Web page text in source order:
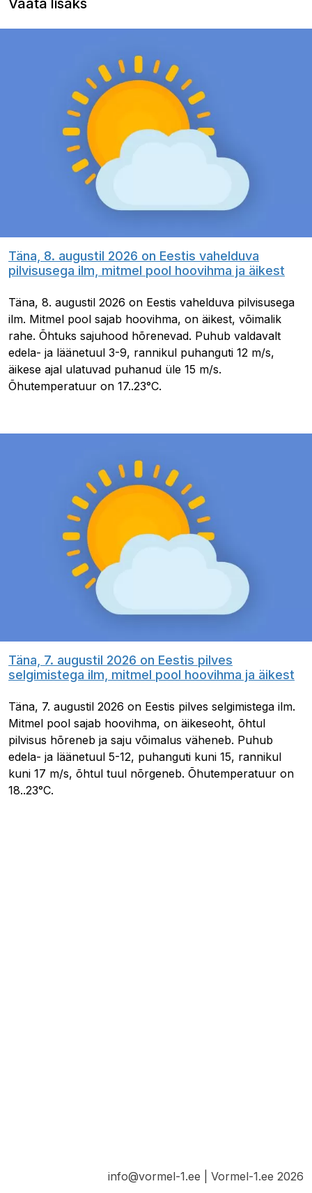
Vaata lisaks
Täna, 8. augustil 2026 on Eestis vahelduva
pilvisusega ilm, mitmel pool hoovihma ja äikest
Täna, 8. augustil 2026 on Eestis vahelduva pilvisusega
ilm. Mitmel pool sajab hoovihma, on äikest, võimalik
rahe. Õhtuks sajuhood hõrenevad. Puhub valdavalt
edela- ja läänetuul 3-9, rannikul puhanguti 12 m/s,
äikese ajal ulatuvad puhanud üle 15 m/s.
Õhutemperatuur on 17..23°C.
Täna, 7. augustil 2026 on Eestis pilves
selgimistega ilm, mitmel pool hoovihma ja äikest
Täna, 7. augustil 2026 on Eestis pilves selgimistega ilm.
Mitmel pool sajab hoovihma, on äikeseoht, õhtul
pilvisus hõreneb ja saju võimalus väheneb. Puhub
edela- ja läänetuul 5-12, puhanguti kuni 15, rannikul
kuni 17 m/s, õhtul tuul nõrgeneb. Õhutemperatuur on
18..23°C.
info@vormel-1.ee | Vormel-1.ee 2026